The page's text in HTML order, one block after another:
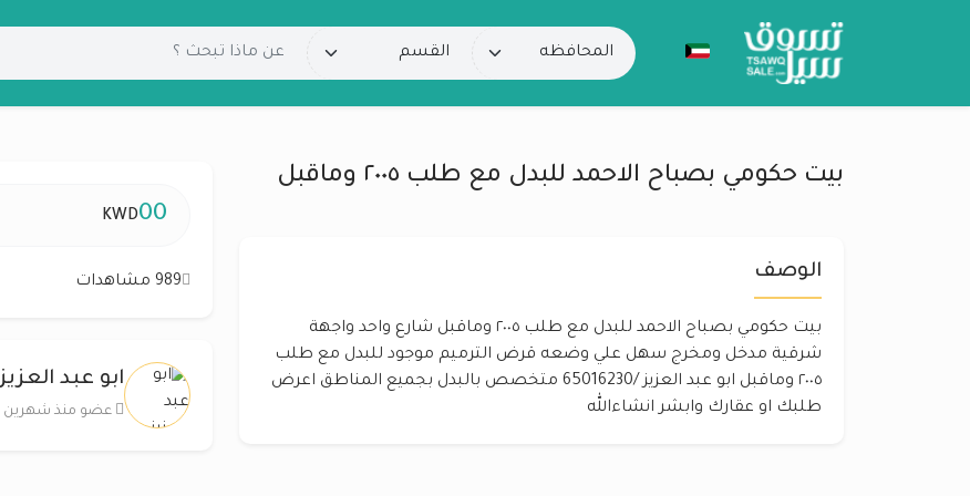
بيت حكومي بصباح الاحمد للبدل مع طلب ٢٠٠٥ وماقبل
الوصف
بيت حكومي بصباح الاحمد للبدل مع طلب ٢٠٠٥ وماقبل شارع واحد واجهة
شرقية مدخل ومخرج سهل علي وضعه قرض الترميم موجود للبدل مع طلب
٢٠٠٥ وماقبل ابو عبد العزيز /65016230 متخصص بالبدل بجميع المناطق اعرض
طلبك او عقارك وابشر انشاءالله
00
KWD
989 مشاهدات
ابو عبد العزيز
عضو منذ شهرين